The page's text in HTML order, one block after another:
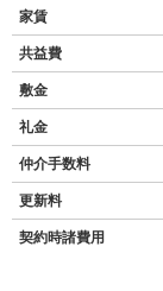
家賃
共益費
敷金
礼金
仲介手数料
更新料
契約時諸費用